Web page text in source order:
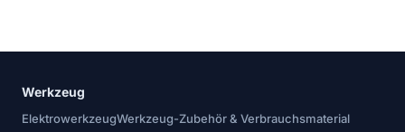
Werkzeug
ElektrowerkzeugWerkzeug-Zubehör & Verbrauchsmaterial